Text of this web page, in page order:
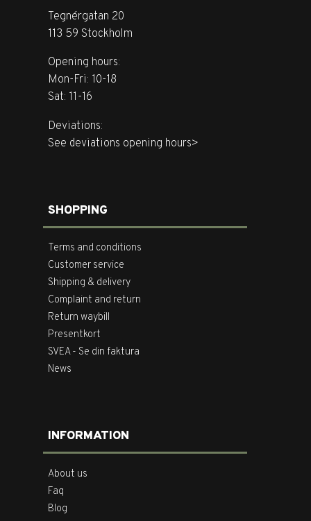
Tegnérgatan 20
113 59 Stockholm
Opening hours:
Mon-Fri: 10-18
Sat: 11-16
Deviations:
See deviations opening hours>
SHOPPING
Terms and conditions
Customer service
Shipping & delivery
Complaint and return
Return waybill
Presentkort
SVEA - Se din faktura
News
INFORMATION
About us
Faq
Blog